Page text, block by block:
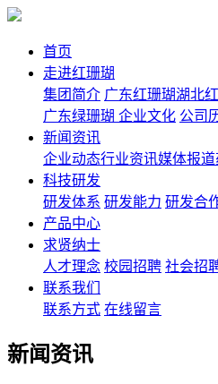
首页
走进红珊瑚
集团简介 广东红珊瑚湖北
广东绿珊瑚 企业文化 公司
新闻资讯
企业动态行业资讯媒体报道
科技研发
研发体系 研发能力 研发合
产品中心
求贤纳士
人才理念 校园招聘 社会招
联系我们
联系方式 在线留言
新闻资讯